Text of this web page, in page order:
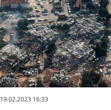
19.02.2023 16:33